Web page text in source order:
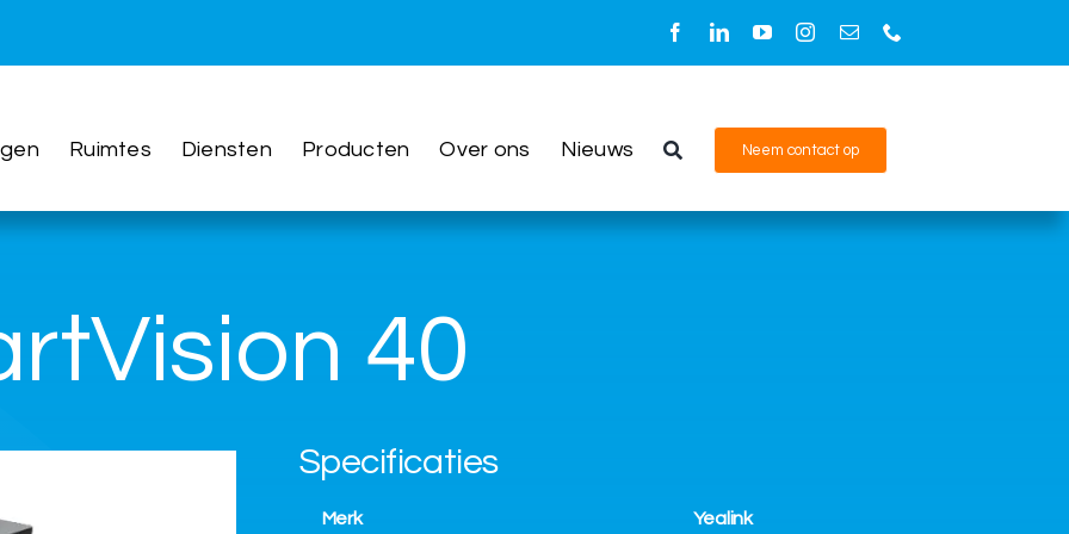
Ruimtes Diensten Producten Over ons Nieuws Neem contact op
40
Specificaties
Merk Yealink